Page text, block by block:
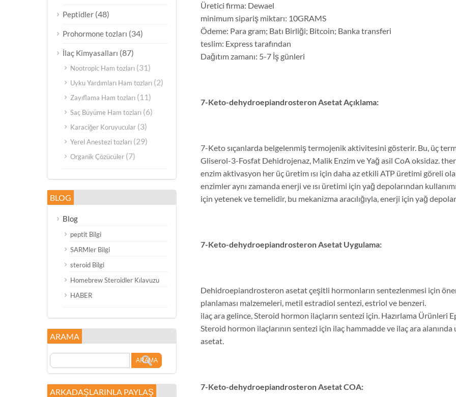
Üretici firma: Dewael
minimum sipariş miktarı: 10GRAMS
Ödeme: Para gram; Batı Birliği; Bitcoin; Banka transferi
teslim: Express tarafından
Dağıtım zamanı: 5-7 İş günleri
7-Keto-dehydroepiandrosteron AsetatAçıklama:
7-Keto sıçanlarda belgelenmiş termojenik aktivitesini gösterir. Bu, üç
Gliserol-3-Fosfat Dehidrojenaz, Malik Enzim ve Yağ asil CoA oksidaz.
enzim aktivasyon her üç üretim ısı için daha az etkili ATP üretimi göreli
enzimler aynı zamanda enerji ve ısı üretimi için yağ depolarından
için yetenek ve temelidir, bu mekanizma aracılığıyla, enerji için yağ
7-Keto-dehydroepiandrosteron Asetat Uygulama:
Dehidroepiandrosteron asetat çeşitli hormonların sentezlenmesi için
planlaması malzemeleri, metil estradiol sentezi, estriol ve benzeri.
ilaç ara gelince, Steroid hormon ilaçların sentezi için. Hazırlama Ürünleri
Steroid hormon ilaçlarının sentezi için ilaç hammadde ve ilaç ara
asetat.
7-Keto-dehydroepiandrosteron AsetatCOA:
Peptidler (48)
Prohormone tozları (34)
İlaç Kimyasalları (87)
Nootropic Ham tozları (31)
Uyku Yardımları Ham tozları (2)
Zayıflama Ham tozları (11)
Saç Büyüme Ham tozları (6)
Karaciğer Koruyucular (3)
Yerel Anestezi tozları (29)
Organik Çözücüler (7)
BLOG
Blog
peptit Bilgi
SARMler Bilgi
steroid Bilgi
Homebrew Steroidler Kılavuzu
HABER
ARAMA
ARKADAŞLARINLA ​​PAYLAŞ